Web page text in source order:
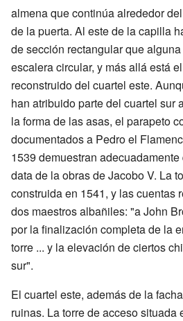
almena que continúa alrededor
de la puerta. Al este de la capilla
de sección rectangular que
escalera circular, y más allá está
reconstruido del cuartel este.
han atribuido parte del cuartel sur
la forma de las asas, el parapeto
documentados a Pedro el
1539 demuestran
data de la obras de Jacobo V. La
construida en 1541, y las cuentas
dos maestros albañiles: "a John
por la finalización completa de la
torre ... y la elevación de ciertos
sur".
El cuartel este, además de la
ruinas. La torre de acceso situada